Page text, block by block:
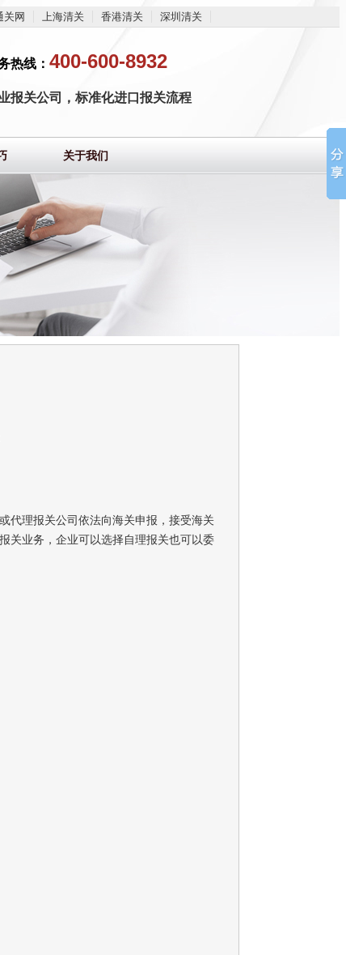
关网 上海清关 香港清关 深圳清关
热线： 400-600-8932
报关公司，标准化进口报关流程
关于我们
代理报关公司依法向海关申报，接受海关
关业务，企业可以选择自理报关也可以委